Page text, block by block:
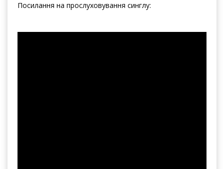
Посилання на прослуховування синглу: